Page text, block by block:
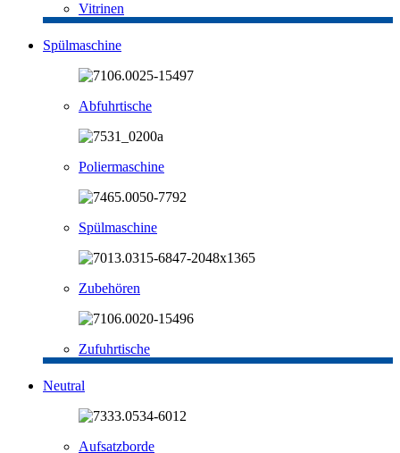
Vitrinen
Spülmaschine
Abfuhrtische
Poliermaschine
Spülmaschine
Zubehören
Zufuhrtische
Neutral
Aufsatzborde